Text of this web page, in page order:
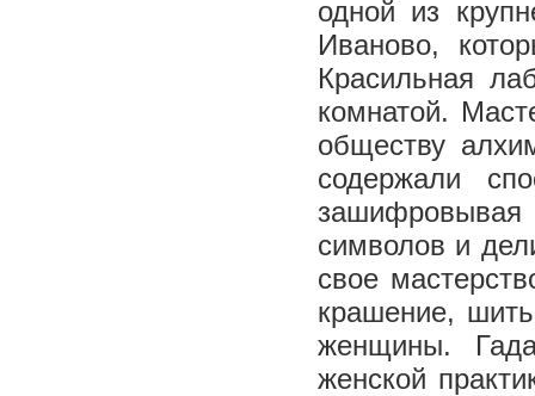
одной из
Иваново,
Красильная
комнатой.
обществу
содержали
символов и
свое
крашение,
женщины.
женской